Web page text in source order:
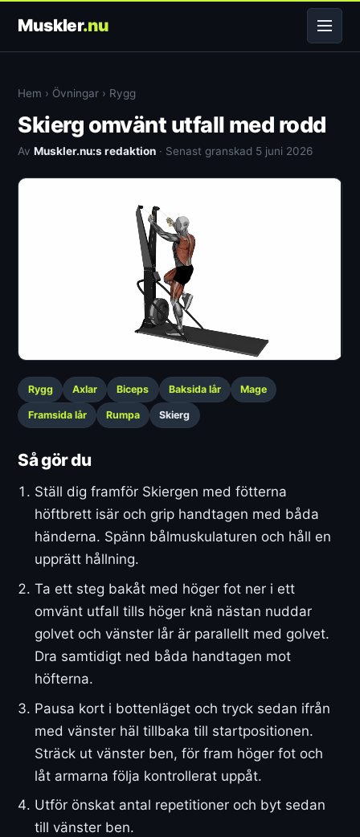
Muskler.nu
Hem › Övningar › Rygg
Skierg omvänt utfall med rodd
AvMuskler.nu:s redaktion · Senast granskad 5 juni 2026
Rygg Axlar Biceps Baksida lår Mage
Framsida lår Rumpa Skierg
Så gör du
Ställ dig framför Skiergen med fötterna
höftbrett isär och grip handtagen med båda
händerna. Spänn bålmuskulaturen och håll en
upprätt hållning.
Ta ett steg bakåt med höger fot ner i ett
omvänt utfall tills höger knä nästan nuddar
golvet och vänster lår är parallellt med golvet.
Dra samtidigt ned båda handtagen mot
höfterna.
Pausa kort i bottenläget och tryck sedan ifrån
med vänster häl tillbaka till startpositionen.
Sträck ut vänster ben, för fram höger fot och
låt armarna följa kontrollerat uppåt.
Utför önskat antal repetitioner och byt sedan
till vänster ben.